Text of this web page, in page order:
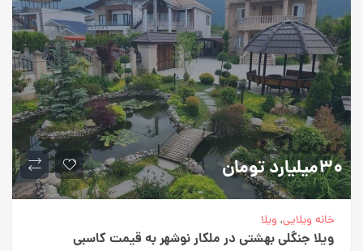
30میلیارد تومان
خانه ویلایی,ویلا
ویلا جنگلی بهشتی در ملکار نوشهر به قیمت کاسبی